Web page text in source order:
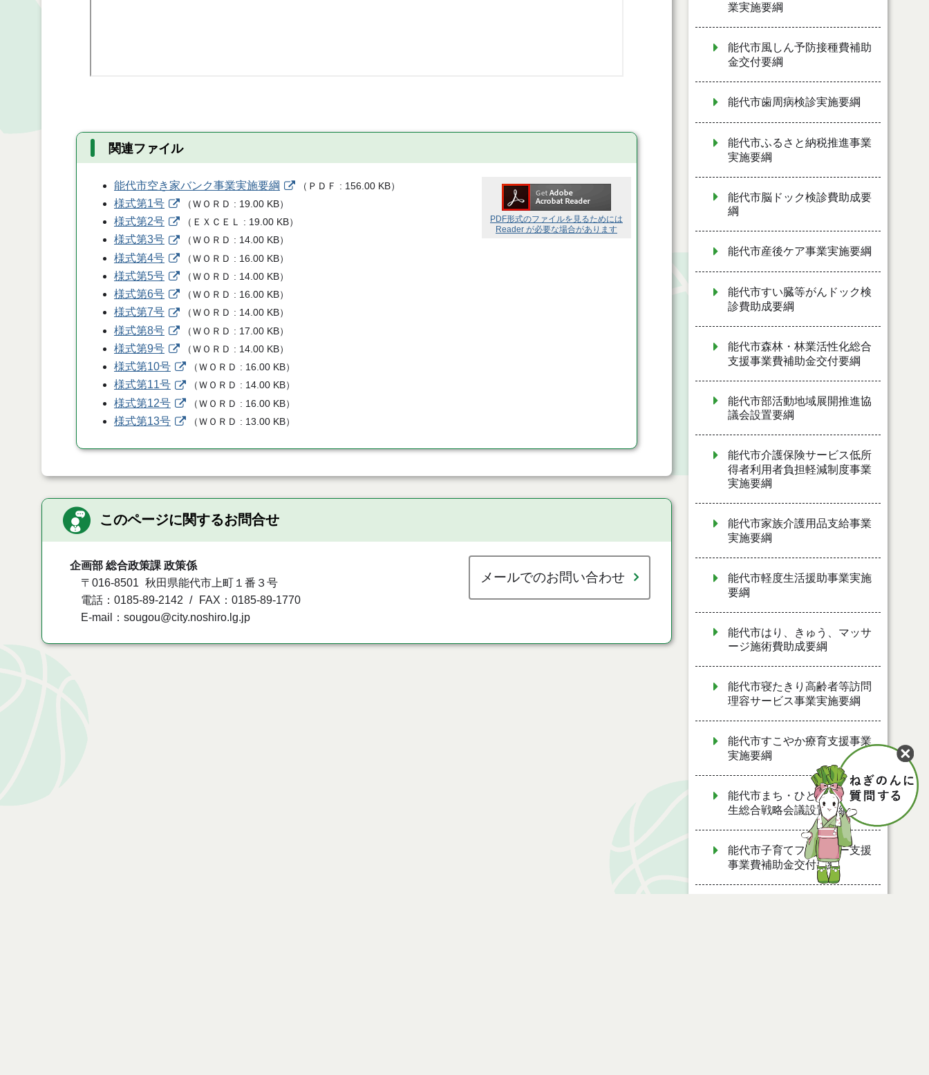
関連ファイル
PDF形式のファイルを見るためには
Reader が必要な場合があります
能代市空き家バンク事業実施要綱 （ ＰＤＦ 156.00 KB）
様式第1号 （ＷＯＲＤ 19.00 KB）
様式第2号 （ ＥＸＣＥＬ 19.00 KB）
様式第3号 （ＷＯＲＤ 14.00 KB）
様式第4号 （ＷＯＲＤ 16.00 KB）
様式第5号 （ＷＯＲＤ 14.00 KB）
様式第6号 （ＷＯＲＤ 16.00 KB）
様式第7号 （ＷＯＲＤ 14.00 KB）
様式第8号 （ＷＯＲＤ 17.00 KB）
様式第9号 （ＷＯＲＤ 14.00 KB）
様式第10号 （ＷＯＲＤ 16.00 KB）
様式第11号 （ＷＯＲＤ 14.00 KB）
様式第12号 （ＷＯＲＤ 16.00 KB）
様式第13号 （ＷＯＲＤ 13.00 KB）
このページに関するお問合せ
企画部 総合政策課 政策係
〒016-8501
秋田県能代市上町１番３号
電話：0185-89-2142
FAX：0185-89-1770
E-mail：sougou@city.noshiro.lg.jp
メールでのお問い合わせ
業実施要綱
能代市風しん予防接種費補助
金交付要綱
能代市歯周病検診実施要綱
能代市ふるさと納税推進事業
実施要綱
能代市脳ドック検診費助成要
綱
能代市産後ケア事業実施要綱
能代市すい臓等がんドック検
診費助成要綱
能代市森林・林業活性化総合
支援事業費補助金交付要綱
能代市部活動地域展開推進協
議会設置要綱
能代市介護保険サービス低所
得者利用者負担軽減制度事業
実施要綱
能代市家族介護用品支給事業
実施要綱
能代市軽度生活援助事業実施
要綱
能代市はり、きゅう、マッサ
ージ施術費助成要綱
能代市寝たきり高齢者等訪問
理容サービス事業実施要綱
能代市すこやか療育支援事業
実施要綱
能代市まち・ひと・しごと創
生総合戦略会議設置要綱
能代市子育てファミリー支援
事業費補助金交付要綱